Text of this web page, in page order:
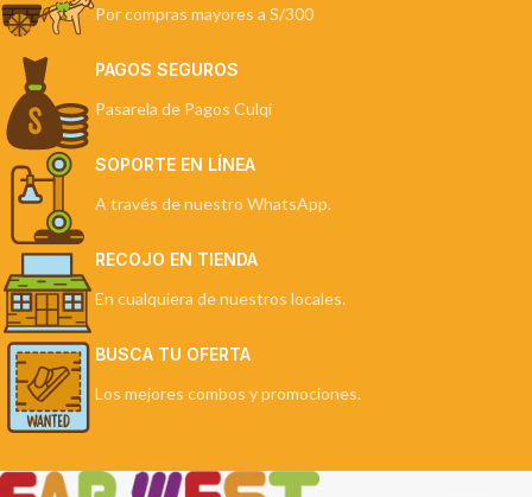
Por compras mayores a S/300
PAGOS SEGUROS
Pasarela de Pagos Culqi
SOPORTE EN LÍNEA
A través de nuestro WhatsApp.
RECOJO EN TIENDA
En cualquiera de nuestros locales.
BUSCA TU OFERTA
Los mejores combos y promociones.